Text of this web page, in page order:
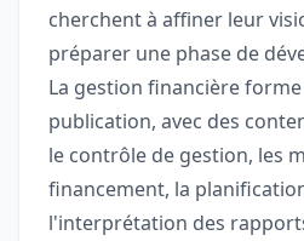
cherchent à affiner leur
préparer une phase de
La gestion financière
publication, avec des
le contrôle de gestion, les
financement, la
l'interprétation des